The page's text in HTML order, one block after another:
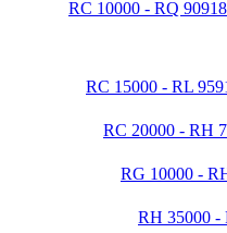
RC 10000 - RQ 90918
RC 15000 - RL
RC 20000 - RH
RG 10000 -
RH 35000 -